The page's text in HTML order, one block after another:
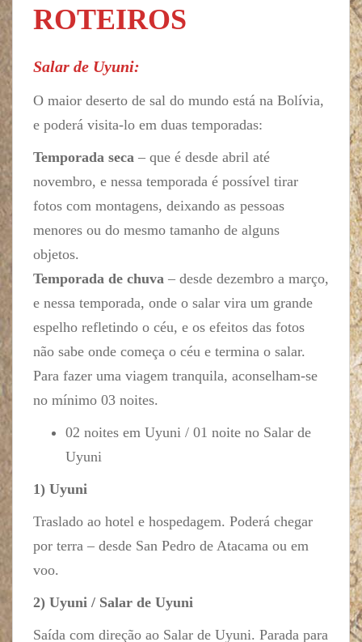
ROTEIROS
Salar de Uyuni:
O maior deserto de sal do mundo está na Bolívia,
e poderá visita-lo em duas temporadas:
Temporada seca – que é desde abril até
novembro, e nessa temporada é possível tirar
fotos com montagens, deixando as pessoas
menores ou do mesmo tamanho de alguns
objetos.
Temporada de chuva – desde dezembro a março,
e nessa temporada, onde o salar vira um grande
espelho refletindo o céu, e os efeitos das fotos
não sabe onde começa o céu e termina o salar.
Para fazer uma viagem tranquila, aconselham-se
no mínimo 03 noites.
02 noites em Uyuni / 01 noite no Salar de
Uyuni
1) Uyuni
Traslado ao hotel e hospedagem. Poderá chegar
por terra – desde San Pedro de Atacama ou em
voo.
2) Uyuni / Salar de Uyuni
Saída com direção ao Salar de Uyuni. Parada para